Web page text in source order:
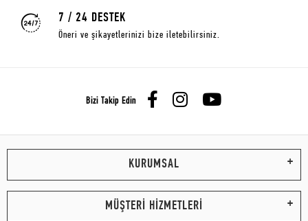
7 / 24 DESTEK
Öneri ve şikayetlerinizi bize iletebilirsiniz.
Bizi Takip Edin
KURUMSAL
MÜŞTERİ HİZMETLERİ